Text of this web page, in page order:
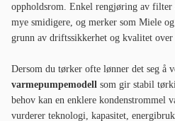
oppholdsrom. Enkel rengjøring av filter
mye smidigere, og merker som Miele
grunn av driftssikkerhet og kvalitet
Dersom du tørker ofte lønner det seg å
varmepumpemodell som gir stabil
behov kan en enklere kondenstrommel
vurderer teknologi, kapasitet,